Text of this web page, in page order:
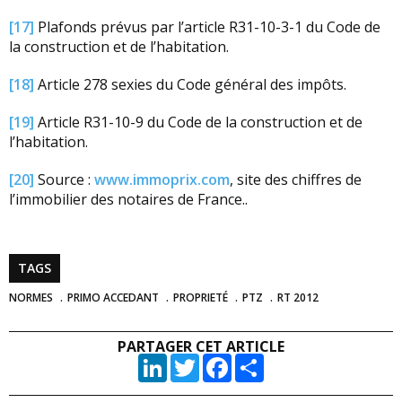
[17] Plafonds prévus par l’article R31-10-3-1 du Code de
la construction et de l’habitation.
[18] Article 278 sexies du Code général des impôts.
[19] Article R31-10-9 du Code de la construction et de
l’habitation.
[20] Source : www.immoprix.com, site des chiffres de
l’immobilier des notaires de France..
TAGS
NORMES PRIMO ACCEDANT PROPRIETÉ PTZ RT 2012
PARTAGER CET ARTICLE
LinkedInTwitterFacebook